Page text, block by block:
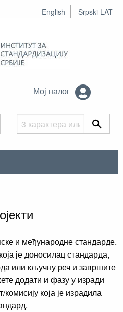
English Srpski LAT
Мој налог
и међународне стандарде.
је доносилац стандарда,
или кључну реч и завршите
додати и фазу у изради
која је израдила